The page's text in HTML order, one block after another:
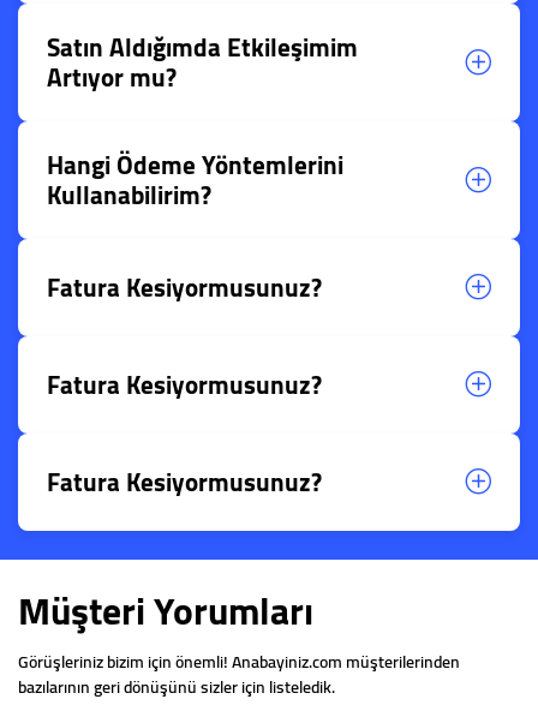
Satın Aldığımda Etkileşimim
Artıyor mu?
Hangi Ödeme Yöntemlerini
Kullanabilirim?
Fatura Kesiyormusunuz?
Fatura Kesiyormusunuz?
Fatura Kesiyormusunuz?
Müşteri Yorumları
Görüşleriniz bizim için önemli! Anabayiniz.com müşterilerinden
bazılarının geri dönüşünü sizler için listeledik.